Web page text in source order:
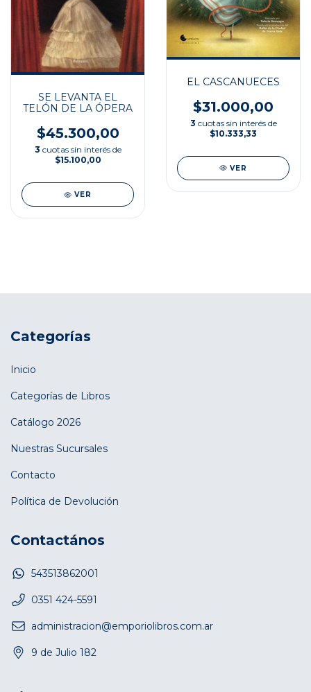
SE LEVANTA EL
TELÓN DE LA ÓPERA
$45.300,00
3 cuotas sin interés de
$15.100,00
VER
EL CASCANUECES
$31.000,00
3 cuotas sin interés de
$10.333,33
VER
Categorías
Inicio
Categorías de Libros
Catálogo 2026
Nuestras Sucursales
Contacto
Política de Devolución
Contactános
543513862001
0351 424-5591
administracion@emporiolibros.com.ar
9 de Julio 182